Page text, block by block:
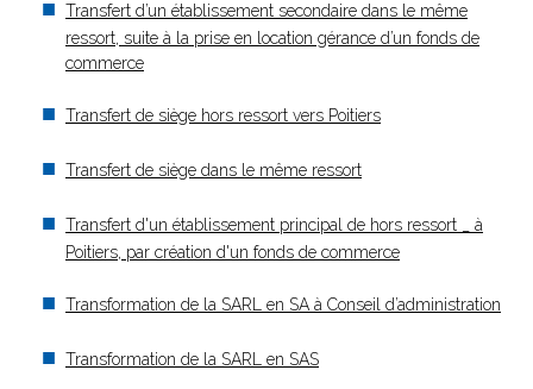
Transfert d’un établissement secondaire dans le même
ressort, suite à la prise en location gérance d’un fonds de
commerce
Transfert de siège hors ressort vers Poitiers
Transfert de siège dans le même ressort
Transfert d'un établissement principal de hors ressort _ à
Poitiers, par création d'un fonds de commerce
Transformation de la SARL en SA à Conseil d’administration
Transformation de la SARL en SAS